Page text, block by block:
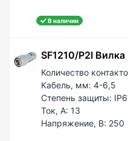
В наличии
SF1210/P2I
Количество
Кабель, мм: 4-6,5
Степень защиты:
Ток, А: 13
Напряжение, В: 250